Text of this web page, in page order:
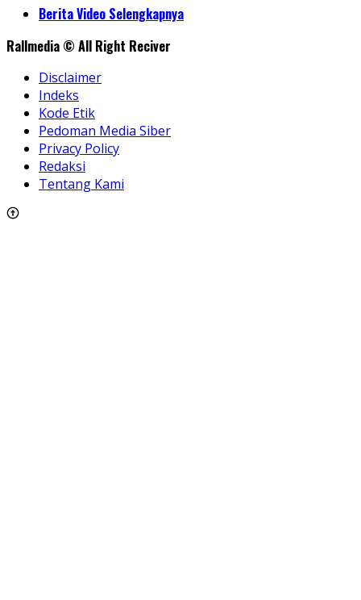
ShareBerita Video Selengkapnya
Rallmedia © All Right Reciver
Disclaimer
Indeks
Kode Etik
Pedoman Media Siber
Privacy Policy
Redaksi
Tentang Kami